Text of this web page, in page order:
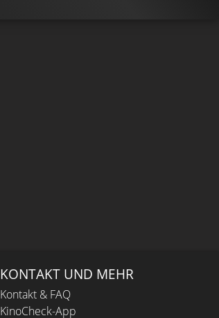
KONTAKT UND MEHR
Kontakt & FAQ
KinoCheck-App